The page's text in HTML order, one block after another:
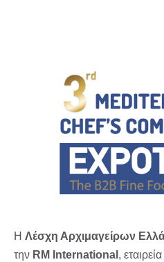
Η Λέσχη Αρχιμαγείρων
την RM International ,